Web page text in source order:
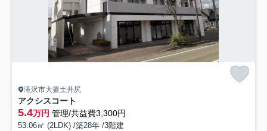
滝沢市大釜土井尻
アクシスコート
5.4万円 管理/共益費3,300円
53.06㎡ (2LDK) /築28年 /3階建